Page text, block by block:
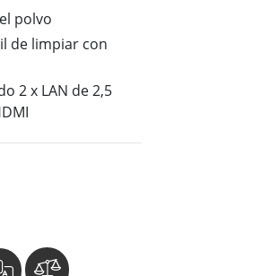
Inoxidable
Inoxidable
Inoxidable
polvo
de limpiar con
2 x LAN de 2,5